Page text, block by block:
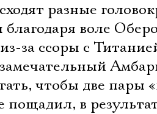
разные
воле
за ссоры с
чтобы две пары
в